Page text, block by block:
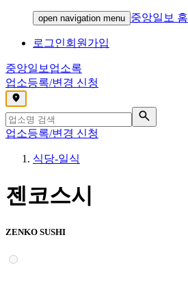
open navigation menu 중앙일보 홈
로그인회원가입
중앙일보 업소록
업소등록/변경 신청
,
업소등록/변경 신청
식당-일식
젠코스시
ZENKO SUSHI